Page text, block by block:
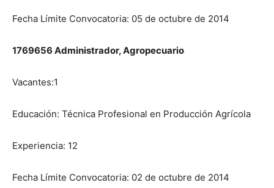
Fecha Límite Convocatoria: 05 de octubre de 2014
1769656 Administrador, Agropecuario
Vacantes:1
Educación: Técnica Profesional en Producción Agrícola
Experiencia: 12
Fecha Límite Convocatoria: 02 de octubre de 2014